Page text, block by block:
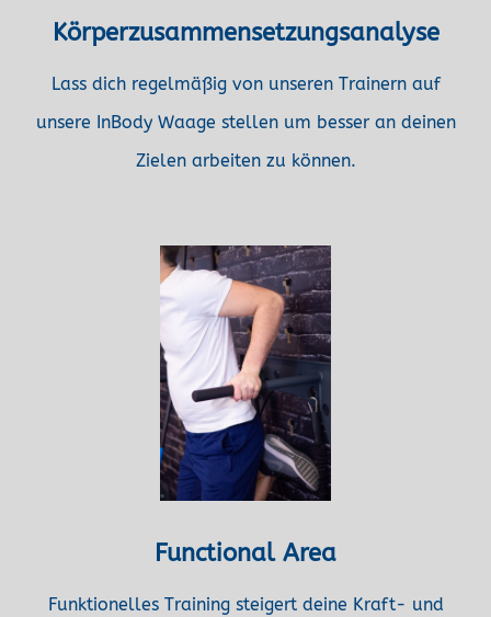
Körperzusammensetzungsanalyse
Lass dich regelmäßig von unseren Trainern auf
unsere InBody Waage stellen um besser an deinen
Zielen arbeiten zu können.
Functional Area
Funktionelles Training steigert deine Kraft- und